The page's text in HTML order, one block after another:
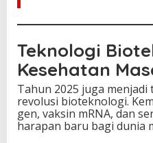
Teknologi
Kesehatan
Tahun 2025 juga
revolusi bioteknologi.
gen, vaksin mRNA, dan
harapan baru bagi dunia